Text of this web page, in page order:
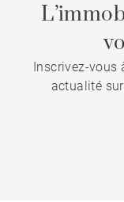
Inscrivez-vous
actualité